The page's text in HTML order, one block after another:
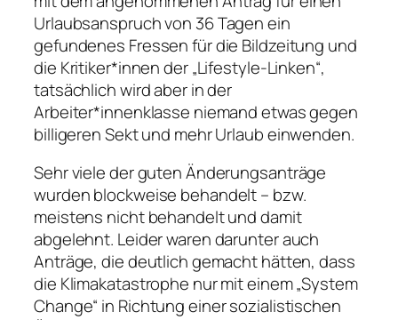
Urlaubsanspruch von 36 Tagen ein
gefundenes Fressen für die Bildzeitung und
die Kritiker*innen der „Lifestyle-Linken“,
tatsächlich wird aber in der
Arbeiter*innenklasse niemand etwas gegen
billigeren Sekt und mehr Urlaub einwenden.
Sehr viele der guten Änderungsanträge
wurden blockweise behandelt – bzw.
meistens nicht behandelt und damit
abgelehnt. Leider waren darunter auch
Anträge, die deutlich gemacht hätten, dass
die Klimakatastrophe nur mit einem „System
Change“ in Richtung einer sozialistischen